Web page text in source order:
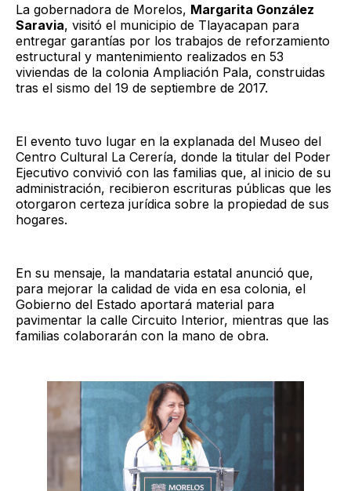
La gobernadora de Morelos, Margarita González
Saravia, visitó el municipio de Tlayacapan para
entregar garantías por los trabajos de reforzamiento
estructural y mantenimiento realizados en 53
viviendas de la colonia Ampliación Pala, construidas
tras el sismo del 19 de septiembre de 2017.
El evento tuvo lugar en la explanada del Museo del
Centro Cultural La Cerería, donde la titular del Poder
Ejecutivo convivió con las familias que, al inicio de su
administración, recibieron escrituras públicas que les
otorgaron certeza jurídica sobre la propiedad de sus
hogares.
En su mensaje, la mandataria estatal anunció que,
para mejorar la calidad de vida en esa colonia, el
Gobierno del Estado aportará material para
pavimentar la calle Circuito Interior, mientras que las
familias colaborarán con la mano de obra.